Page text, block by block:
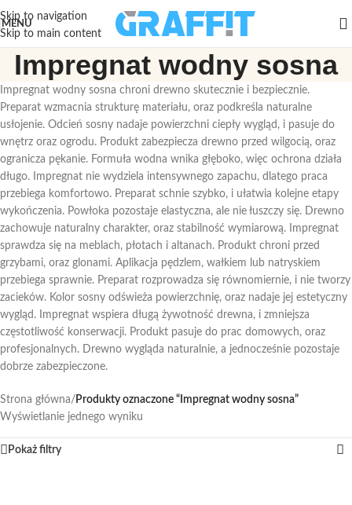
Skip to navigation
Skip to main content
MENU
Impregnat wodny sosna
Impregnat wodny sosna chroni drewno skutecznie i bezpiecznie.
Preparat wzmacnia strukturę materiału, oraz podkreśla naturalne
usłojenie. Odcień sosny nadaje powierzchni ciepły wygląd, i pasuje do
wnętrz oraz ogrodu. Produkt zabezpiecza drewno przed wilgocią, oraz
ogranicza pękanie. Formuła wodna wnika głęboko, więc ochrona działa
długo. Impregnat nie wydziela intensywnego zapachu, dlatego praca
przebiega komfortowo. Preparat schnie szybko, i ułatwia kolejne etapy
wykończenia. Powłoka pozostaje elastyczna, ale nie łuszczy się. Drewno
zachowuje naturalny charakter, oraz stabilność wymiarową. Impregnat
sprawdza się na meblach, płotach i altanach. Produkt chroni przed
grzybami, oraz glonami. Aplikacja pędzlem, wałkiem lub natryskiem
przebiega sprawnie. Preparat rozprowadza się równomiernie, i nie tworzy
zacieków. Kolor sosny odświeża powierzchnię, oraz nadaje jej estetyczny
wygląd. Impregnat wspiera długą żywotność drewna, i zmniejsza
częstotliwość konserwacji. Produkt pasuje do prac domowych, oraz
profesjonalnych. Drewno wygląda naturalnie, a jednocześnie pozostaje
dobrze zabezpieczone.
Strona główna/ Produkty oznaczone “Impregnat wodny sosna”
Wyświetlanie jednego wyniku
Pokaż filtry